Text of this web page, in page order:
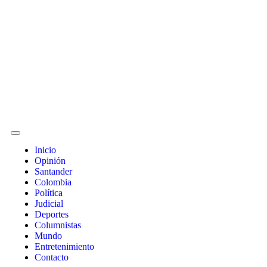
Inicio
Opinión
Santander
Colombia
Política
Judicial
Deportes
Columnistas
Mundo
Entretenimiento
Contacto